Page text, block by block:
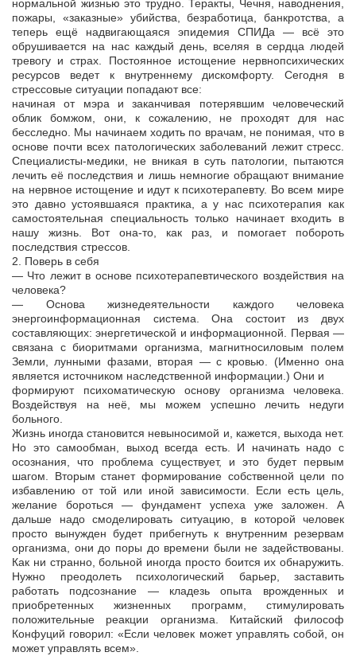
нормальной жизнью это трудно. Теракты, Чечня, наводнения,
пожары, «заказные» убийства, безработица, банкротства, а
теперь ещё надвигающаяся эпидемия СПИДа — всё это
обрушивается на нас каждый день, вселяя в сердца людей
тревогу и страх. Постоянное истощение нервнопсихических
ресурсов ведет к внутреннему дискомфорту. Сегодня в
стрессовые ситуации попадают все:
начиная от мэра и заканчивая потерявшим человеческий
облик бомжом, они, к сожалению, не проходят для нас
бесследно. Мы начинаем ходить по врачам, не понимая, что в
основе почти всех патологических заболеваний лежит стресс.
Специалисты-медики, не вникая в суть патологии, пытаются
лечить её последствия и лишь немногие обращают внимание
на нервное истощение и идут к психотерапевту. Во всем мире
это давно устоявшаяся практика, а у нас психотерапия как
самостоятельная специальность только начинает входить в
нашу жизнь. Вот она-то, как раз, и помогает побороть
последствия стрессов.
2. Поверь в себя
— Что лежит в основе психотерапевтического воздействия на
человека?
— Основа жизнедеятельности каждого человека
энергоинформационная система. Она состоит из двух
составляющих: энергетической и информационной. Первая —
связана с биоритмами организма, магнитносиловым полем
Земли, лунными фазами, вторая — с кровью. (Именно она
является источником наследственной информации.) Они и
формируют психоматическую основу организма человека.
Воздействуя на неё, мы можем успешно лечить недуги
больного.
Жизнь иногда становится невыносимой и, кажется, выхода нет.
Но это самообман, выход всегда есть. И начинать надо с
осознания, что проблема существует, и это будет первым
шагом. Вторым станет формирование собственной цели по
избавлению от той или иной зависимости. Если есть цель,
желание бороться — фундамент успеха уже заложен. А
дальше надо смоделировать ситуацию, в которой человек
просто вынужден будет прибегнуть к внутренним резервам
организма, они до поры до времени были не задействованы.
Как ни странно, больной иногда просто боится их обнаружить.
Нужно преодолеть психологический барьер, заставить
работать подсознание — кладезь опыта врожденных и
приобретенных жизненных программ, стимулировать
положительные реакции организма. Китайский философ
Конфуций говорил: «Если человек может управлять собой, он
может управлять всем».